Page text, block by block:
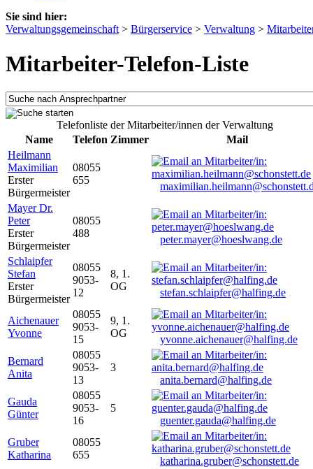
Sie sind hier:
Verwaltungsgemeinschaft > Bürgerservice > Verwaltung >
Mitarbeiter-Telefon-Liste
Telefonliste der Mitarbeiter/innen der Verwaltung
Name
Telefon Zimmer
Mail
Heilmann
Maximilian
Erster
Bürgermeister
08055
655
Mayer Dr.
Peter
Erster
Bürgermeister
08055
488
peter.mayer@hoeslwang.de
Schlaipfer
Stefan
Erster
Bürgermeister
08055
9053-
12
8, 1.
OG
stefan.schlaipfer@halfing.de
Aichenauer
Yvonne
08055
9053-
15
9, 1.
OG
yvonne.aichenauer@halfing.de
Bernard
Anita
08055
9053-
13
3
anita.bernard@halfing.de
Gauda
Günter
08055
9053-
16
5
guenter.gauda@halfing.de
Gruber
Katharina
08055
655
katharina.gruber@schonstett.de